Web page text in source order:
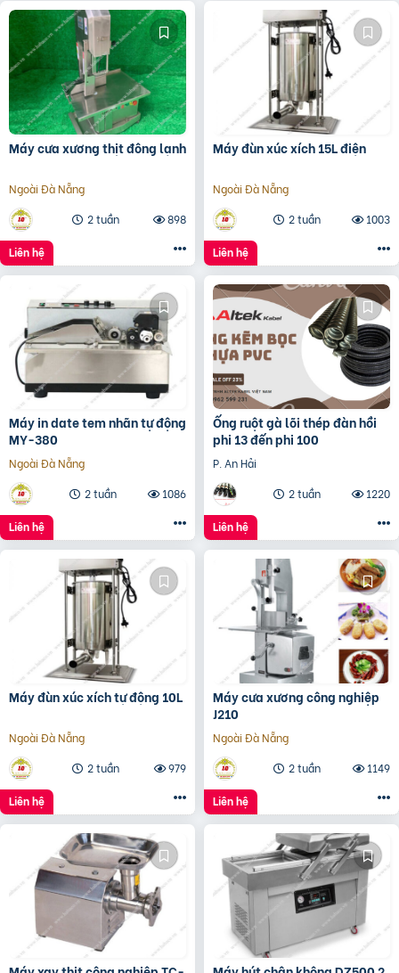
Máy cưa xương thịt đông lạnh
Ngoài Đà Nẵng
2 tuần
898
Liên hệ
Máy đùn xúc xích 15L điện
Ngoài Đà Nẵng
2 tuần
1003
Liên hệ
Máy in date tem nhãn tự động
MY-380
Ngoài Đà Nẵng
2 tuần
1086
Liên hệ
Ống ruột gà lõi thép đàn hồi
phi 13 đến phi 100
P. An Hải
2 tuần
1220
Liên hệ
Máy đùn xúc xích tự động 10L
Ngoài Đà Nẵng
2 tuần
979
Liên hệ
Máy cưa xương công nghiệp
J210
Ngoài Đà Nẵng
2 tuần
1149
Liên hệ